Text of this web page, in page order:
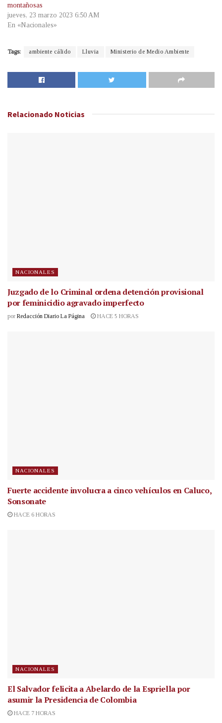
montañosas
jueves, 23 marzo 2023 6:50 AM
En «Nacionales»
Tags: ambiente cálido Lluvia Ministerio de Medio Ambiente
Relacionado Noticias
NACIONALES
Juzgado de lo Criminal ordena detención provisional
por feminicidio agravado imperfecto
por Redacción Diario La Página HACE 5 HORAS
NACIONALES
Fuerte accidente involucra a cinco vehículos en Caluco,
Sonsonate
HACE 6 HORAS
NACIONALES
El Salvador felicita a Abelardo de la Espriella por
asumir la Presidencia de Colombia
HACE 7 HORAS